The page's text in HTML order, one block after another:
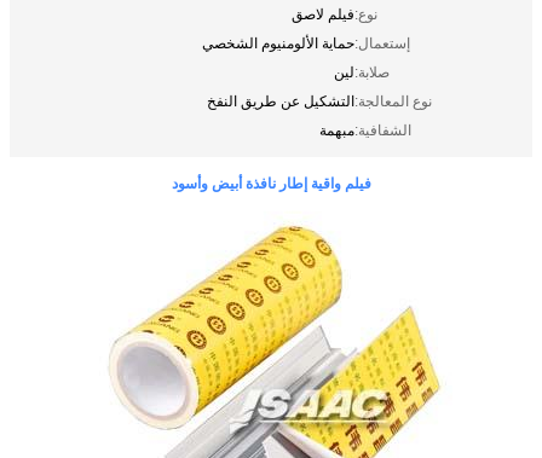
نوع:فيلم لاصق
إستعمال:حماية الألومنيوم الشخصي
صلابة:لين
نوع المعالجة:التشكيل عن طريق النفخ
الشفافية:مبهمة
فيلم واقية إطار نافذة أبيض وأسود